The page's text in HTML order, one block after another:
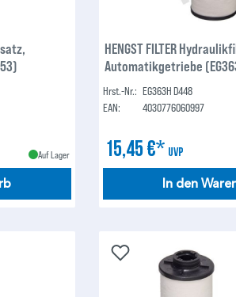
Auf Lager
HENGST FILTER
Automatikgetriebe
Hrst.-Nr.: EG363H D448
EAN:
4030776060997
15,45 €* UVP
In den